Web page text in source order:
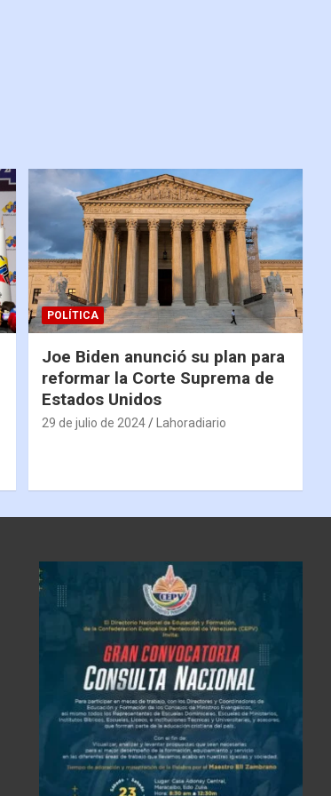
POLÍTICA
Joe Biden anunció su plan para
reformar la Corte Suprema de
Estados Unidos
29 de julio de 2024 Lahoradiario